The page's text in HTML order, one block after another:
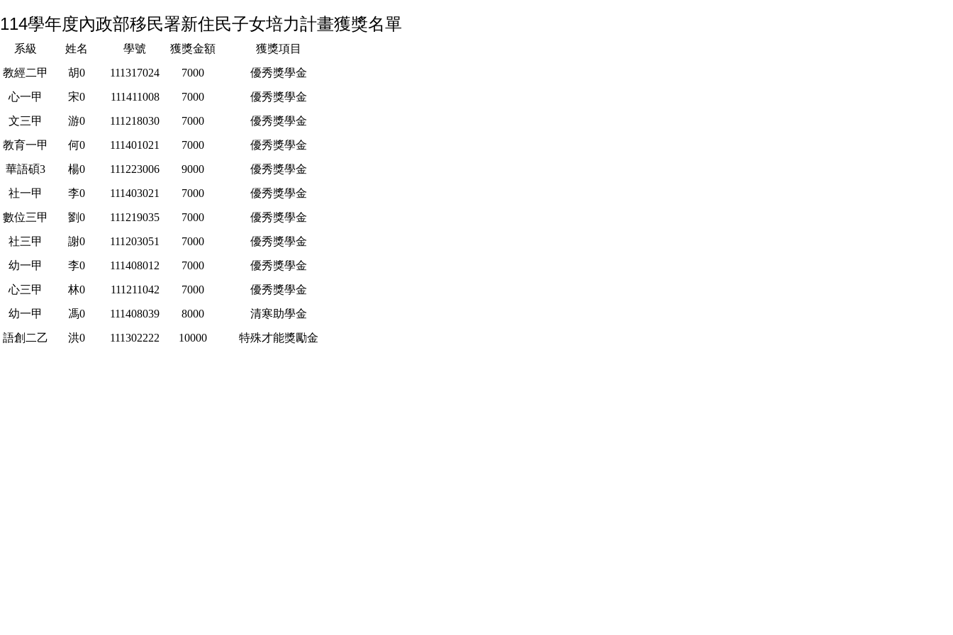
114學年度內政部移民署新住民子女培力計畫獲獎名單
系級 姓名 學號 獲獎金額
獲獎項目
教經二甲
胡0 111317024 7000
優秀獎學金
心一甲
宋0 111411008 7000
優秀獎學金
文三甲
游0 111218030 7000
優秀獎學金
教育一甲
何0 111401021 7000
優秀獎學金
華語碩3
楊0 111223006 9000
優秀獎學金
社一甲
李0 111403021 7000
優秀獎學金
數位三甲
劉0 111219035 7000
優秀獎學金
社三甲
謝0 111203051 7000
優秀獎學金
幼一甲
李0 111408012 7000
優秀獎學金
心三甲
林0 111211042 7000
優秀獎學金
幼一甲
馮0 111408039 8000
清寒助學金
語創二乙
洪0 111302222 10000 特殊才能獎勵金